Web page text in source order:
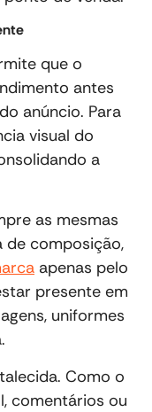
que o
antes
anúncio. Para
visual do
a
as mesmas
de composição,
apenas pelo
presente em
uniformes
Como o
comentários ou